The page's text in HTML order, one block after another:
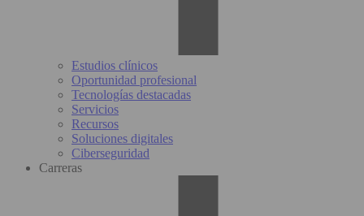
Estudios clínicos
Oportunidad profesional
Tecnologías destacadas
Servicios
Recursos
Soluciones digitales
Ciberseguridad
Carreras